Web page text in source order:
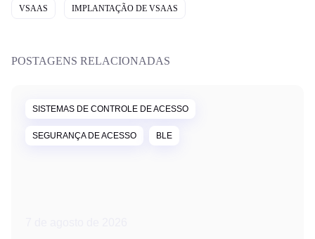
VSAAS IMPLANTAÇÃO DE VSAAS
POSTAGENS RELACIONADAS
SISTEMAS DE CONTROLE DE ACESSO
SEGURANÇA DE ACESSO BLE